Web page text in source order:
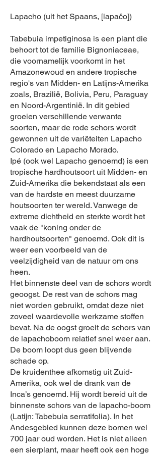
Lapacho (uit het Spaans, [lapačo])
Tabebuia impetiginosa is een plant die
behoort tot de familie Bignoniaceae,
die voornamelijk voorkomt in het
Amazonewoud en andere tropische
regio's van Midden- en Latijns-Amerika
zoals, Brazilië, Bolivia, Peru, Paraguay
en Noord-Argentinië. In dit gebied
groeien verschillende verwante
soorten, maar de rode schors wordt
gewonnen uit de variëteiten Lapacho
Colorado en Lapacho Morado.
Ipé (ook wel Lapacho genoemd) is een
tropische hardhoutsoort uit Midden- en
Zuid-Amerika die bekendstaat als een
van de hardste en meest duurzame
houtsoorten ter wereld. Vanwege de
extreme dichtheid en sterkte wordt het
vaak de "koning onder de
hardhoutsoorten" genoemd. Ook dit is
weer een voorbeeld van de
veelzijdigheid van de natuur om ons
heen.
Het binnenste deel van de schors wordt
geoogst. De rest van de schors mag
niet worden gebruikt, omdat deze niet
zoveel waardevolle werkzame stoffen
bevat. Na de oogst groeit de schors van
de lapachoboom relatief snel weer aan.
De boom loopt dus geen blijvende
schade op.
De kruidenthee afkomstig uit Zuid-
Amerika, ook wel de drank van de
Inca’s genoemd. Hij wordt bereid uit de
binnenste schors van de lapacho-boom
(Latijn: Tabebuia serratifolia). In het
Andesgebied kunnen deze bomen wel
700 jaar oud worden. Het is niet alleen
een sierplant, maar heeft ook een hoge